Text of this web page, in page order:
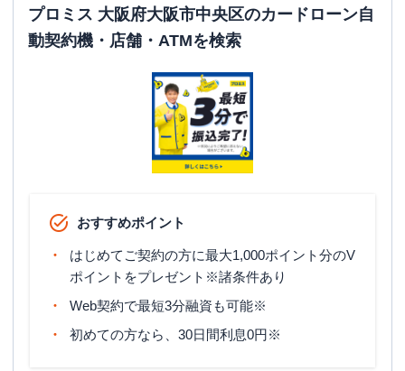
ATM営業時間
平日：07:30-21:00
土曜： 08:00-20:00
日祝
：08:00-20:00
〇
✕
大阪府大阪市中央区難波４丁目１－２
３Ｆ
プロミス 大阪府大阪市中央区のカードローン自
動契約機・店舗・ATMを検索
おすすめポイント
はじめてご契約の方に最大1,000ポイント分のV
ポイントをプレゼント※諸条件あり
Web契約で最短3分融資も可能※
初めての方なら、30日間利息0円※